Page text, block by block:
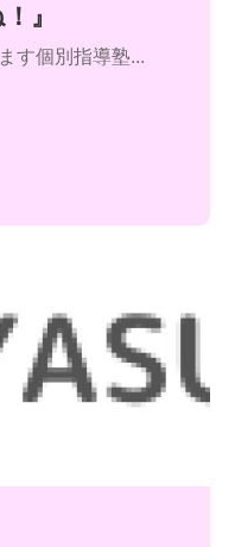
』
す個別指導塾...